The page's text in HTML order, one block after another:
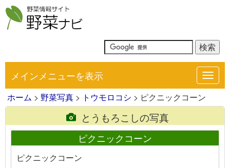
メインメニューを表示
ホーム > 野菜写真 > トウモロコシ > ピクニックコーン
とうもろこしの写真
ピクニックコーン
ピクニックコーン